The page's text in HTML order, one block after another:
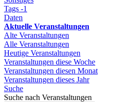
Tags -1
Daten
Aktuelle Veranstaltungen
Alte Veranstaltungen
Alle Veranstaltungen
Heutige Veranstaltungen
Veranstaltungen diese Woche
Veranstaltungen diesen Monat
Veranstaltungen dieses Jahr
Suche
Suche nach Veranstaltungen